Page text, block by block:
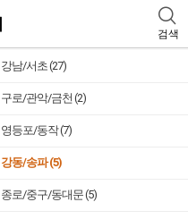
검색
강남/서초(27)
구로/관악/금천 (2)
영등포/동작(7)
강동/송파(5)
종로/중구/동대문(5)